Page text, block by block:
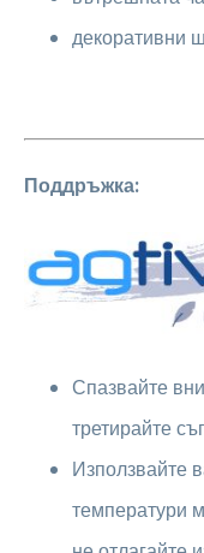
декоративни
Поддръжка:
Спазвайте
третирайте
Използвайте
температури